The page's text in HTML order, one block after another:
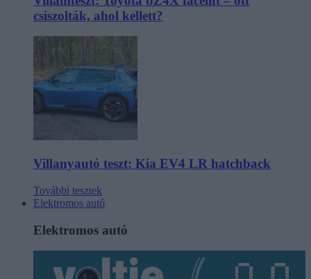
csiszolták, ahol kellett?
Villanyautó teszt: Kia EV4 LR hatchback
További tesztek
Elektromos autó
Elektromos autó